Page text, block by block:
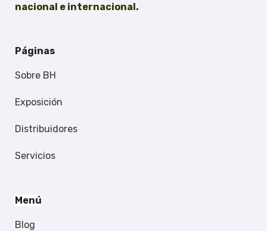
nacional e internacional.
Páginas
Sobre BH
Exposición
Distribuidores
Servicios
Menú
Blog